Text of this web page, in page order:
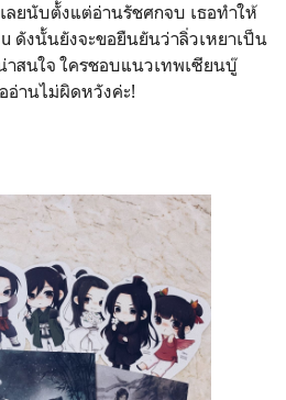
ลยนับตั้งแต่อ่านรัชศกจบ เธอทำให้
ดังนั้นยังจะขอยืนยันว่าลิ่วเหยาเป็น
สนใจ ใครชอบแนวเทพเซียนบู๊
อ่านไม่ผิดหวังค่ะ!